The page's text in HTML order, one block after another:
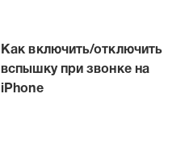
Как включить/отключить
вспышку при звонке на
iPhone